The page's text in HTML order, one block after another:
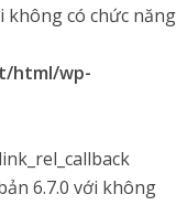
không có chức năng
html/wp-
6.7.0 với không